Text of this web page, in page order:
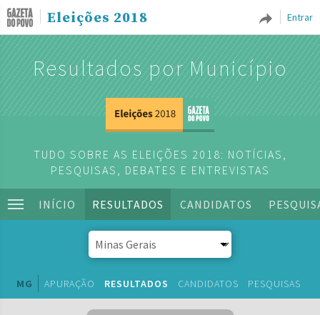
Entrar
Eleições 2018
Resultados por Município
TUDO SOBRE AS ELEIÇÕES 2018: NOTÍCIAS,
PESQUISAS, DEBATES E ENTREVISTAS
INÍCIO RESULTADOS CANDIDATOS
MG APURAÇÃO RESULTADOS CANDIDATOS PESQUISAS